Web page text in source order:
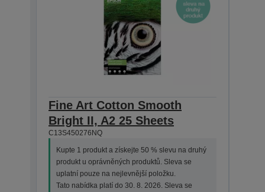
Fine Art Cotton Smooth
Bright II, A2 25 Sheets
C13S450276NQ
Kupte 1 produkt a získejte 50 % slevu na druhý
produkt u oprávněných produktů. Sleva se
uplatní pouze na nejlevnější položku.
Tato nabídka platí do 30. 8. 2026. Sleva se